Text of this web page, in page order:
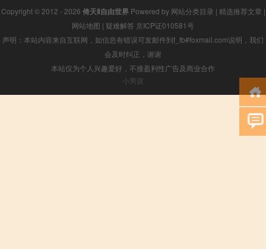
Copyright © 2012 - 2026 倚天Ⅱ自由世界Powered by 网站分类目录 | 精选推荐文章 |
网站地图 | 疑难解答 京ICP证010581号
声明：本站内容来自互联网，如信息有错误可发邮件到f_fb#foxmail.com说明，我们
会及时纠正，谢谢
本站仅为个人兴趣爱好，不接盈利性广告及商业合作
小男孩